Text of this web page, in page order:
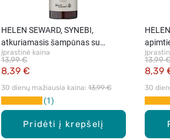
Pridėti į krepšelį
HELEN SEWARD, SYNEBI,
atkuriamasis šampūnas su
keratinu, 300 ml
Įprastinė kaina
8,39 €
13,99 €
30 dienų mažiausia kaina: 13,99 €
1
300 ml
8,39
13,99
30